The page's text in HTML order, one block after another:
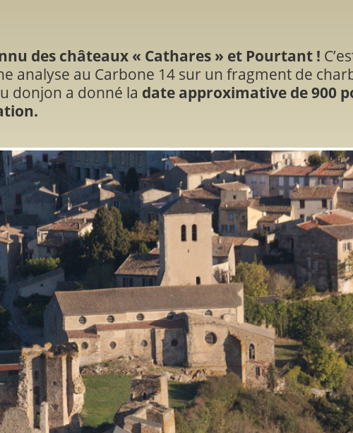
des châteaux « Cathares » et Pourtant !
analyse au Carbone 14 sur un fragment de
donjon a donné la date approximative de 900